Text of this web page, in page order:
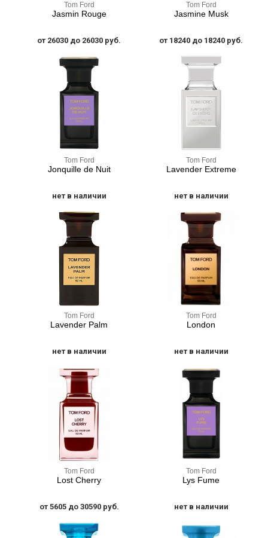
Tom Ford
Jasmin Rouge
от 26030 до 26030 руб.
Tom Ford
Jasmine Musk
от 18240 до 18240 руб.
Tom Ford
Jonquille de Nuit
нет в наличии
Tom Ford
Lavender Extreme
нет в наличии
Tom Ford
Lavender Palm
нет в наличии
Tom Ford
London
нет в наличии
Tom Ford
Lost Cherry
от 5605 до 30590 руб.
Tom Ford
Lys Fume
нет в наличии